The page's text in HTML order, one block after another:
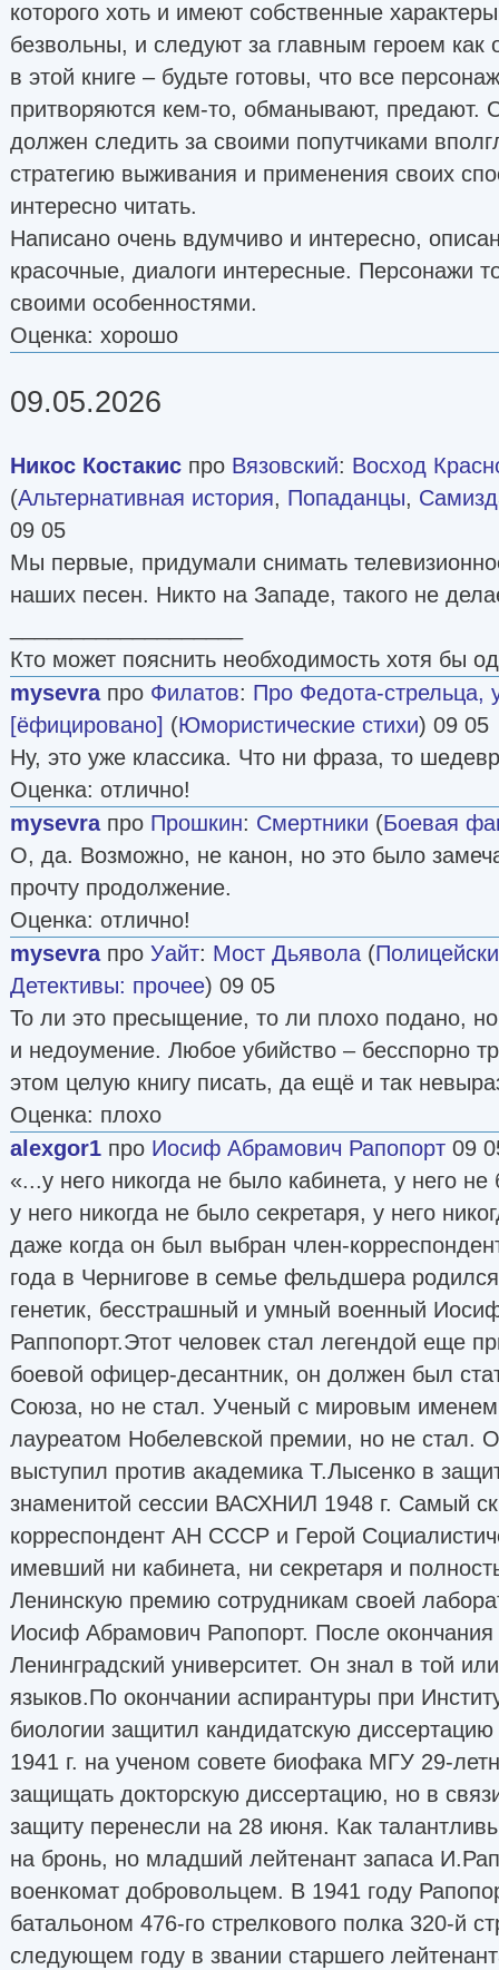
которого хоть и имеют собственные
безвольны, и следуют за главным героем как
в этой книге – будьте готовы, что все
притворяются кем-то, обманывают, предают.
должен следить за своими попутчиками
стратегию выживания и применения своих
интересно читать.
Написано очень вдумчиво и интересно,
красочные, диалоги интересные. Персонажи
своими особенностями.
Оценка: хорошо
09.05.2026
Никос Костакис про Вязовский: Восход
(Альтернативная история, Попаданцы,
09 05
Мы первые, придумали снимать
наших песен. Никто на Западе, такого не
Кто может пояснить необходимость хотя бы
mysevraпро Филатов: Про Федота-стрельца,
[ёфицировано] (Юмористические стихи) 09 05
Ну, это уже классика. Что ни фраза, то
Оценка: отлично!
mysevraпро Прошкин: Смертники (Боевая
О, да. Возможно, не канон, но это было
прочту продолжение.
Оценка: отлично!
mysevraпро Уайт: Мост Дьявола (
Детективы: прочее) 09 05
То ли это пресыщение, то ли плохо подано,
и недоумение. Любое убийство – бесспорно
этом целую книгу писать, да ещё и так
Оценка: плохо
alexgor1 про Иосиф Абрамович Рапопорт 09
«...у него никогда не было кабинета, у него
у него никогда не было секретаря, у него
даже когда он был выбран член-
года в Чернигове в семье фельдшера
генетик, бесстрашный и умный военный
Раппопорт.Этот человек стал легендой еще
боевой офицер-десантник, он должен был
Союза, но не стал. Ученый с мировым
лауреатом Нобелевской премии, но не стал.
выступил против академика Т.Лысенко в
знаменитой сессии ВАСХНИЛ 1948 г. Самый
корреспондент АН СССР и Герой
имевший ни кабинета, ни секретаря и
Ленинскую премию сотрудникам своей
Иосиф Абрамович Рапопорт. После
Ленинградский университет. Он знал в той
языков.По окончании аспирантуры при
биологии защитил кандидатскую
1941 г. на ученом совете биофака МГУ 29-
защищать докторскую диссертацию, но в
защиту перенесли на 28 июня. Как
на бронь, но младший лейтенант запаса
военкомат добровольцем. В 1941 году
батальоном 476-го стрелкового полка 320-й
следующем году в звании старшего